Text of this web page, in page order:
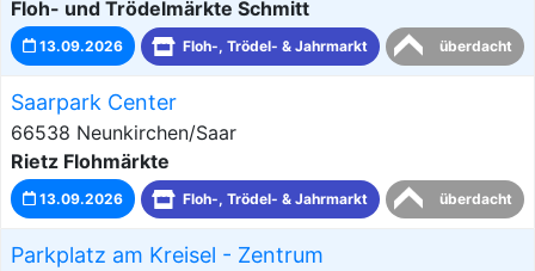
Floh- und Trödelmärkte Schmitt
13.09.2026 Floh-, Trödel- & Jahrmarkt überdacht
Saarpark Center
66538 Neunkirchen/Saar
Rietz Flohmärkte
13.09.2026 Floh-, Trödel- & Jahrmarkt überdacht
Parkplatz am Kreisel - Zentrum